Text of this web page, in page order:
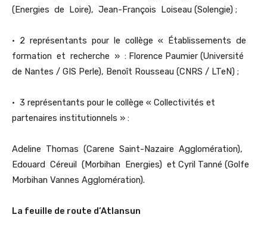
(Energies de Loire), Jean-François Loiseau (Solengie) ;
• 2 représentants pour le collège « Établissements de
formation et recherche » : Florence Paumier (Université
de Nantes / GIS Perle), Benoît Rousseau (CNRS / LTeN) ;
• 3 représentants pour le collège « Collectivités et
partenaires institutionnels » :
Adeline Thomas (Carene Saint-Nazaire Agglomération),
Edouard Céreuil (Morbihan Energies) et Cyril Tanné (Golfe
Morbihan Vannes Agglomération).
La feuille de route d’Atlansun